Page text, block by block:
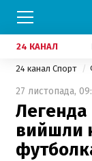
24 КАНАЛ
24 канал Спорт
27 листопада,
Легенда
вийшли